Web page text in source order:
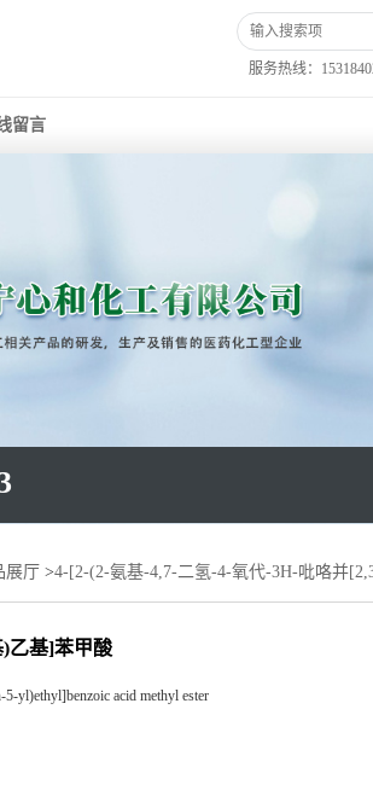
服务热线：
留言
展厅 >4-[2-(2-氨基-4,7-二氢-4-氧代-3H-吡咯并
)乙基]苯甲酸
yl)ethyl]benzoic acid methyl ester